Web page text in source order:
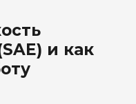
и как